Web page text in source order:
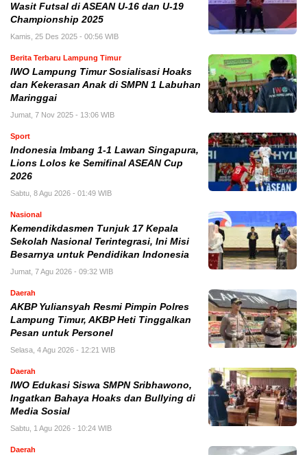
Wasit Futsal di ASEAN U-16 dan U-19
Championship 2025
Kamis, 25 Des 2025 - 00:56 WIB
Berita Terbaru Lampung Timur
IWO Lampung Timur Sosialisasi Hoaks
dan Kekerasan Anak di SMPN 1 Labuhan
Maringgai
Jumat, 7 Nov 2025 - 13:06 WIB
Sport
Indonesia Imbang 1-1 Lawan Singapura,
Lions Lolos ke Semifinal ASEAN Cup
2026
Sabtu, 8 Agu 2026 - 01:49 WIB
Nasional
Kemendikdasmen Tunjuk 17 Kepala
Sekolah Nasional Terintegrasi, Ini Misi
Besarnya untuk Pendidikan Indonesia
Jumat, 7 Agu 2026 - 09:32 WIB
Daerah
AKBP Yuliansyah Resmi Pimpin Polres
Lampung Timur, AKBP Heti Tinggalkan
Pesan untuk Personel
Selasa, 4 Agu 2026 - 12:21 WIB
Daerah
IWO Edukasi Siswa SMPN Sribhawono,
Ingatkan Bahaya Hoaks dan Bullying di
Media Sosial
Sabtu, 1 Agu 2026 - 10:24 WIB
Daerah